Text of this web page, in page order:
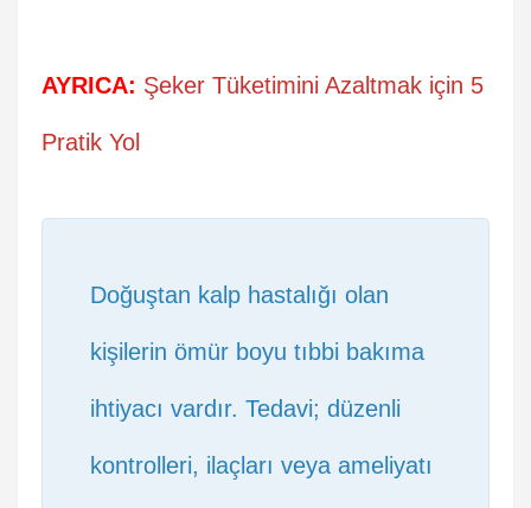
AYRICA: Şeker Tüketimini Azaltmak için 5
Pratik Yol
Doğuştan kalp hastalığı olan
kişilerin ömür boyu tıbbi bakıma
ihtiyacı vardır. Tedavi; düzenli
kontrolleri, ilaçları veya ameliyatı